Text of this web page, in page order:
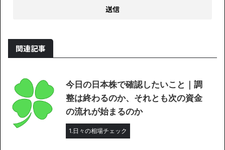
関連記事
今日の日本株で確認したいこと｜調
整は終わるのか、それとも次の資金
の流れが始まるのか
1.日々の相場チェック